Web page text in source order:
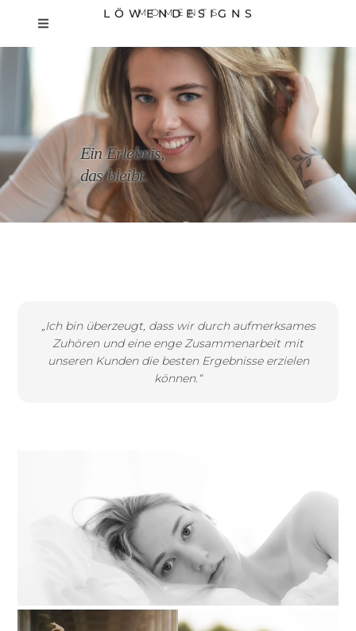
LÖWENDESIGNS
MOMENTS
Ein Erlebnis,
das bleibt.
„Ich bin überzeugt, dass wir durch aufmerksames
Zuhören und eine enge Zusammenarbeit mit
unseren Kunden die besten Ergebnisse erzielen
können.“